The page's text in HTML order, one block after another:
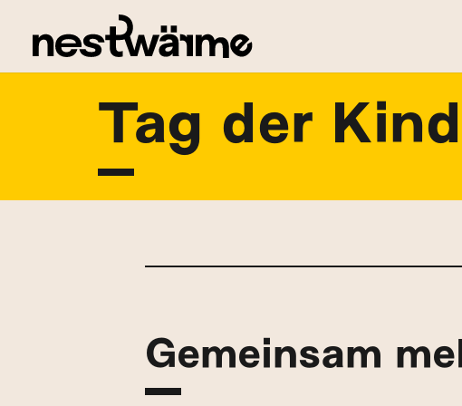
Tag der
Gemeinsam